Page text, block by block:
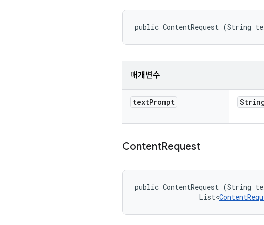
public ContentRequest (String
매개변수
textPrompt
ContentRequest
public ContentRequest (String
                List<